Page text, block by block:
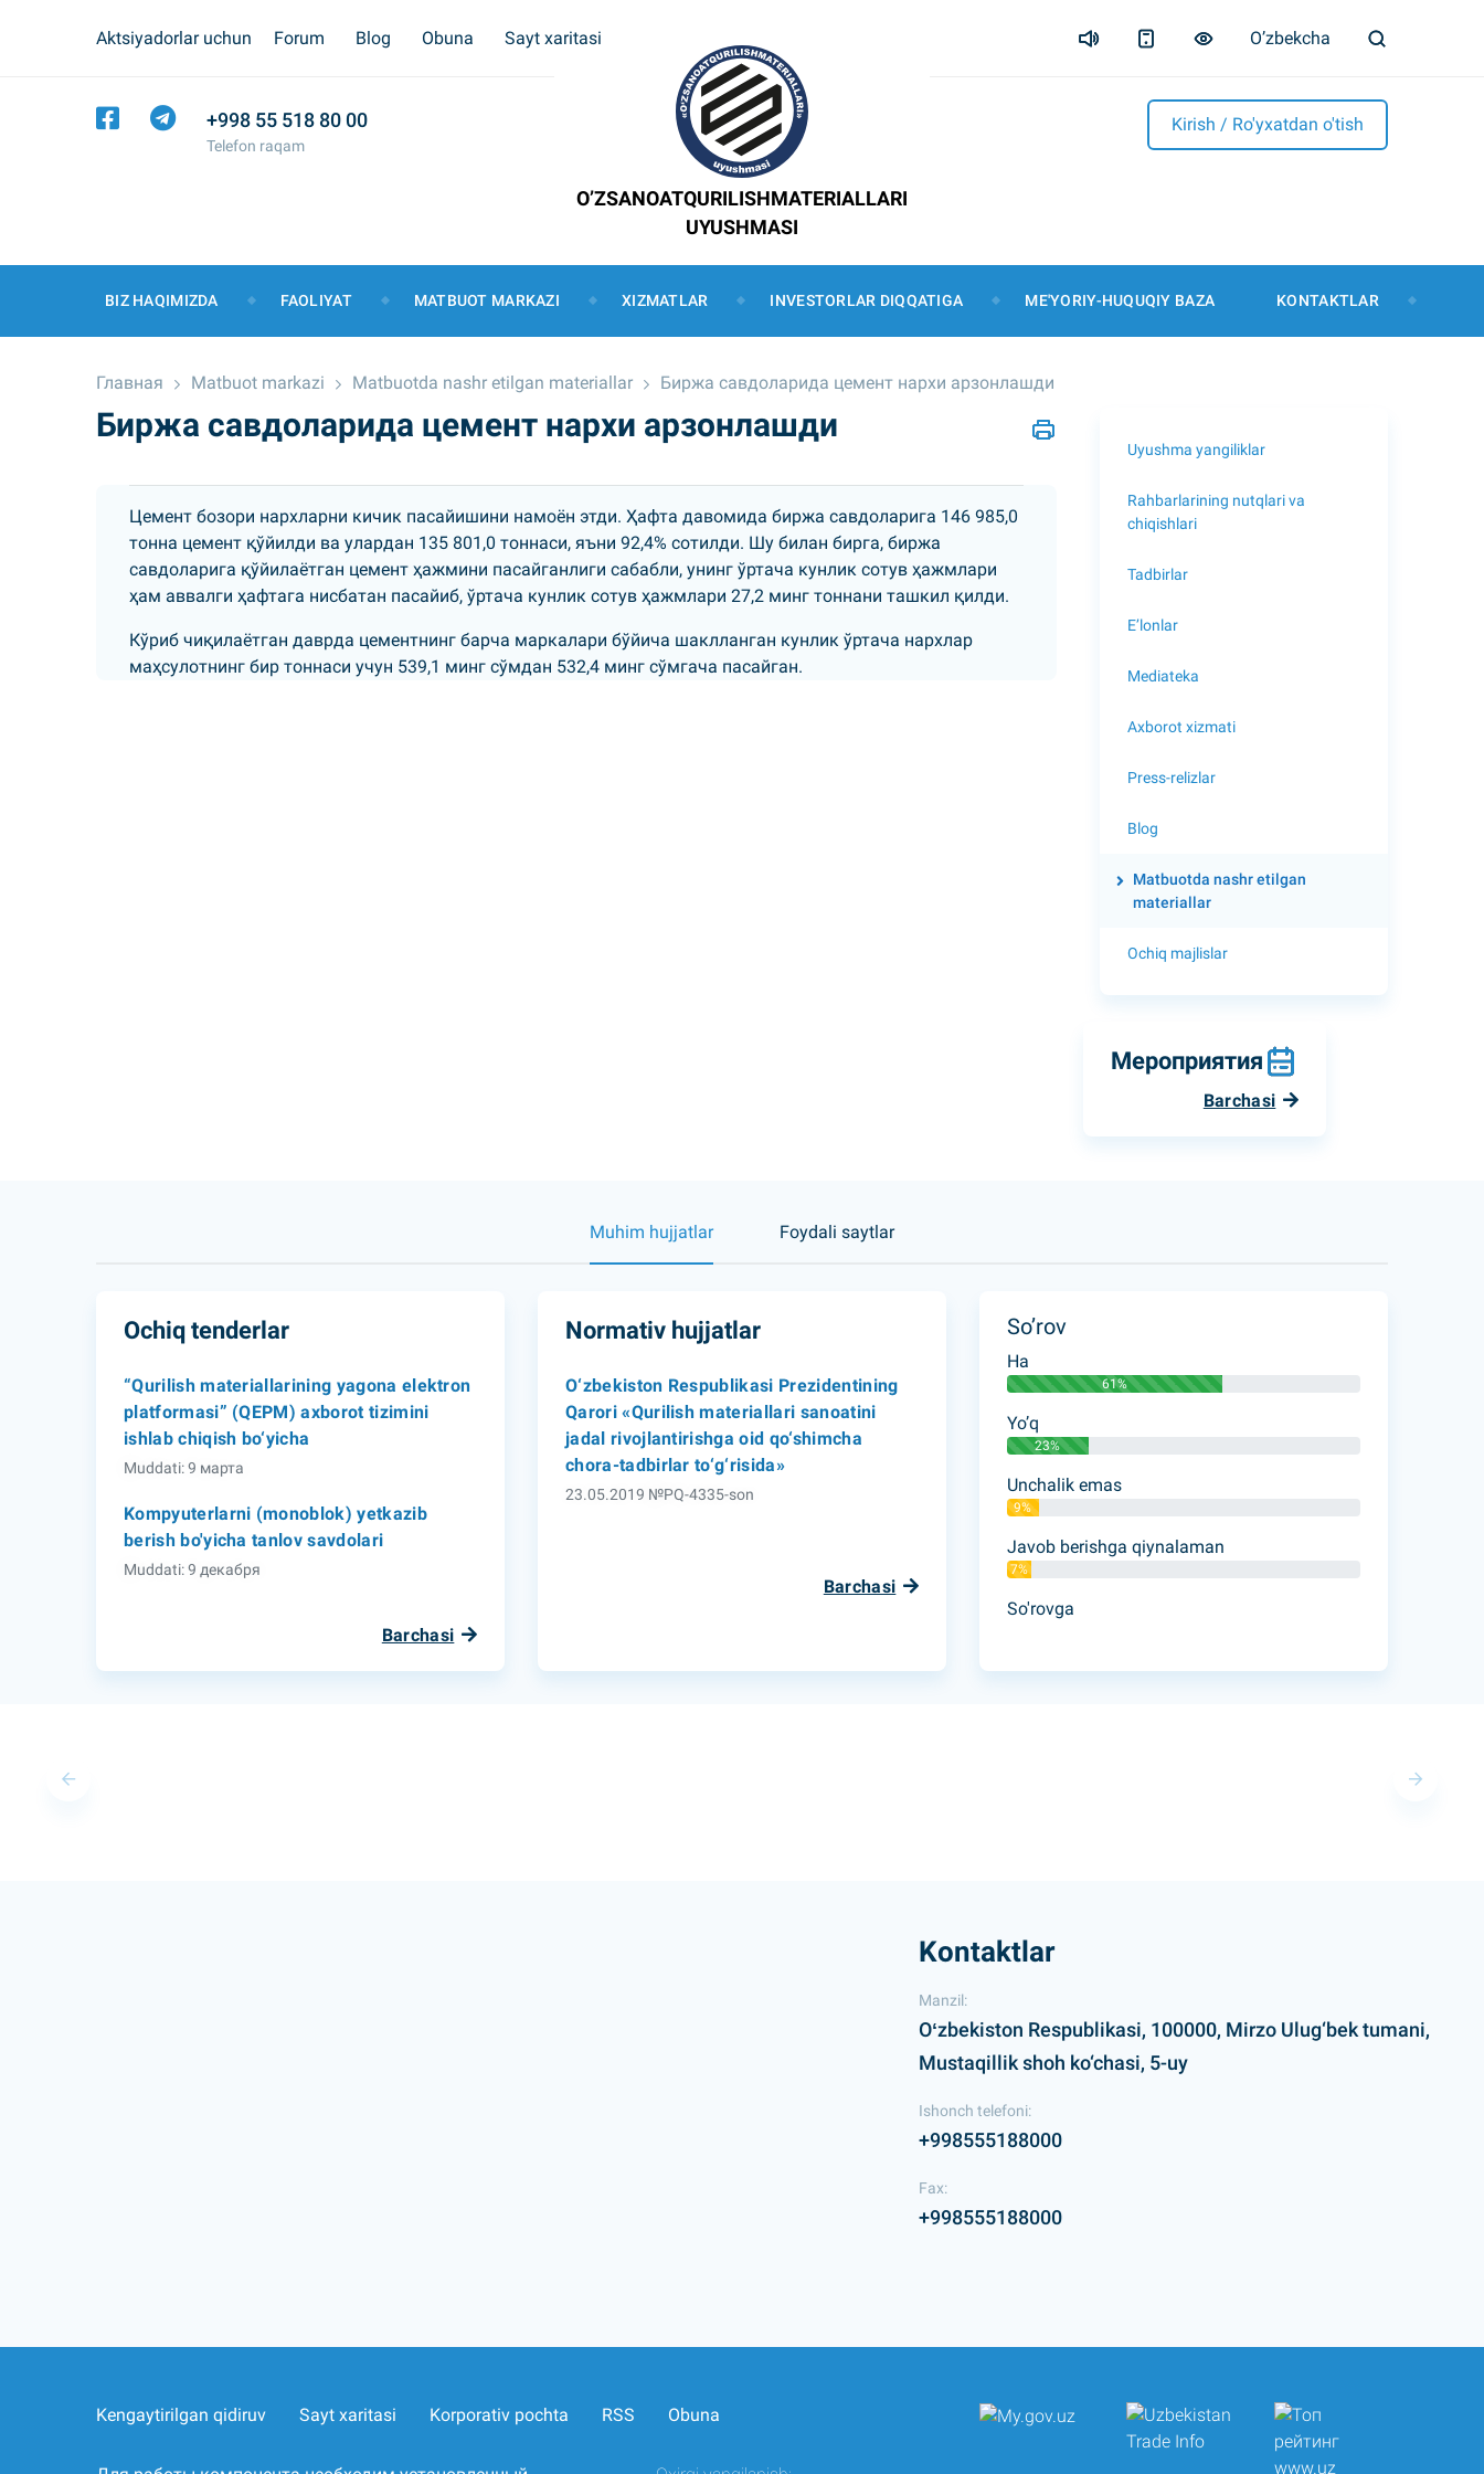
Aktsiyadorlar uchun Forum Blog Obuna Sayt xaritasi O’zbekcha
+998 55 518 80 00
Telefon raqam
Kirish / Ro'yxatdan o'tish
O’ZSANOATQURILISHMATERIALLARI
UYUSHMASI
BIZ HAQIMIZDA FAOLIYAT MATBUOT MARKAZI XIZMATLAR INVESTORLAR DIQQATIGA ME'YORIY-HUQUQIY BAZA KONTAKTLAR
Главная Matbuot markazi Matbuotda nashr etilgan materiallar Биржа савдоларида цемент нархи арзонлашди
Биржа савдоларида цемент нархи арзонлашди
Цемент бозори нархларни кичик пасайишини намоён этди. Ҳафта давомида биржа савдоларига 146 985,0
тонна цемент қўйилди ва улардан 135 801,0 тоннаси, яъни 92,4% сотилди. Шу билан бирга, биржа
савдоларига қўйилаётган цемент ҳажмини пасайганлиги сабабли, унинг ўртача кунлик сотув ҳажмлари
ҳам аввалги ҳафтага нисбатан пасайиб, ўртача кунлик сотув ҳажмлари 27,2 минг тоннани ташкил қилди.
Кўриб чиқилаётган даврда цементнинг барча маркалари бўйича шаклланган кунлик ўртача нархлар
маҳсулотнинг бир тоннаси учун 539,1 минг сўмдан 532,4 минг сўмгача пасайган.
Uyushma yangiliklar
Rahbarlarining nutqlari va
chiqishlari
Tadbirlar
E’lonlar
Mediateka
Axborot xizmati
Press-relizlar
Blog
Matbuotda nashr etilgan
materiallar
Ochiq majlislar
Мероприятия
Barchasi
Muhim hujjatlar Foydali saytlar
Ochiq tenderlar
“Qurilish materiallarining yagona elektron
platformasi” (QEPM) axborot tizimini
ishlab chiqish bo‘yicha
Muddati: 9 марта
Kompyuterlarni (monoblok) yetkazib
berish bo'yicha tanlov savdolari
Muddati: 9 декабря
Barchasi
Normativ hujjatlar
O‘zbekiston Respublikasi Prezidentining
Qarori «Qurilish materiallari sanoatini
jadal rivojlantirishga oid qo‘shimcha
chora-tadbirlar to‘g‘risida»
23.05.2019 №PQ-4335-son
Barchasi
So’rov
Ha
61%
Yo’q
23%
Unchalik emas
9%
Javob berishga qiynalaman
7%
So'rovga
Kontaktlar
Manzil:
Oʻzbekiston Respublikasi, 100000, Mirzo Ulug‘bek tumani,
Mustaqillik shoh ko‘chasi, 5-uy
Ishonch telefoni:
+998555188000
Fax:
+998555188000
Kengaytirilgan qidiruv Sayt xaritasi Korporativ pochta RSS Obuna